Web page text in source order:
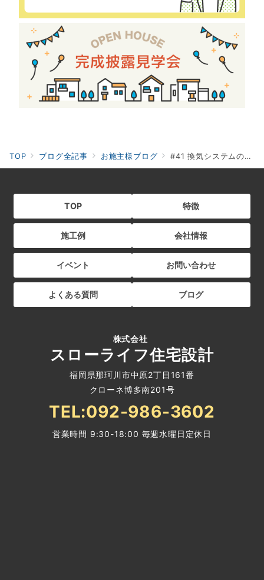
TOP ブログ全記事 お施主様ブログ #41 換気システムのお手入れ【外ver.】
TOP
施工例
イベント
よくある質問
特徴
会社情報
お問い合わせ
ブログ
株式会社
スローライフ住宅設計
福岡県那珂川市中原2丁目161番
クローネ博多南201号
TEL:092-986-3602
営業時間 9:30-18:00 毎週水曜日定休日